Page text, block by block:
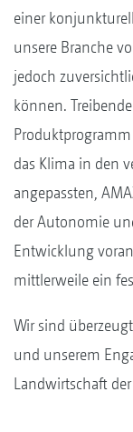
einer
unsere Branche
jedoch
können.
das Klima in den
angepassten,
der Autonomie
Entwicklung
mittlerweile ein
Wir sind
und unserem
Landwirtschaft